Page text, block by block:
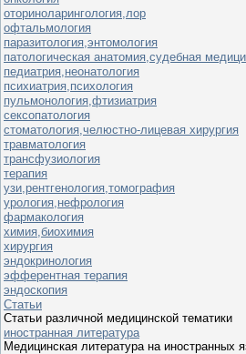
оториноларингология,лор
офтальмология
паразитология,энтомология
патологическая анатомия,судебная
педиатрия,неонатология
психиатрия,психология
пульмонология,фтизиатрия
сексопатология
стоматология,челюстно-лицевая хирургия
травматология
трансфузиология
терапия
узи,рентгенология,томография
урология,нефрология
фармакология
химия,биохимия
хирургия
эндокринология
эфферентная терапия
эндоскопия
Статьи
Статьи различной медицинской тематики
иностранная литература
Медицинская литература на иностранных